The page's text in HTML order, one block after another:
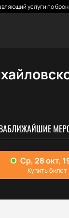
услуги по
БЛИЖАЙШИЕ